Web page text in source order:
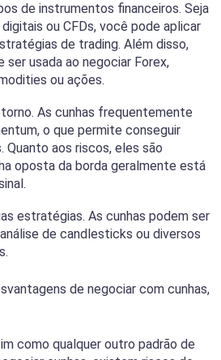
de instrumentos financeiros. Seja
ou CFDs, você pode aplicar
de trading. Além disso,
ser usada ao negociar Forex,
ou ações.
As cunhas frequentemente
o que permite conseguir
Quanto aos riscos, eles são
oposta da borda geralmente está
estratégias. As cunhas podem ser
de candlesticks ou diversos
de negociar com cunhas,
como qualquer outro padrão de